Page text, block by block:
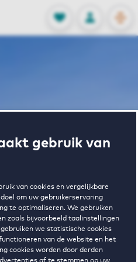
gebruik van
van cookies en vergelijkbare
om uw gebruikerservaring
te optimaliseren. We gebruiken
zoals bijvoorbeeld taalinstellingen
we statistische cookies
van de website en het
cookies worden door derden
FAVORIETEN
Opgeslagen
INLOGGEN
De
- € 1880